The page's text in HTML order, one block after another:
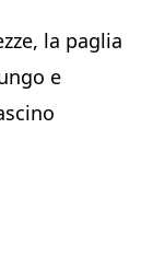
la paglia
e